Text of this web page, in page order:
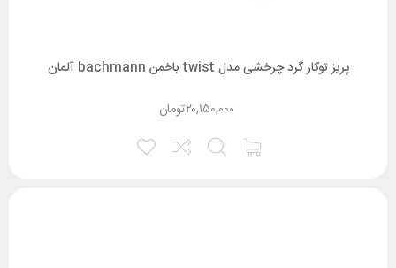
پریز توکار گرد چرخشی مدل twist باخمن bachmann آلمان
۲۰,۱۵۰,۰۰۰تومان